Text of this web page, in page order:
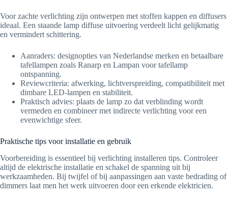
Voor zachte verlichting zijn ontwerpen met stoffen kappen en diffusers
ideaal. Een staande lamp diffuse uitvoering verdeelt licht gelijkmatig
en vermindert schittering.
Aanraders: designopties van Nederlandse merken en betaalbare
tafellampen zoals Ranarp en Lampan voor tafellamp
ontspanning.
Reviewcriteria: afwerking, lichtverspreiding, compatibiliteit met
dimbare LED-lampen en stabiliteit.
Praktisch advies: plaats de lamp zo dat verblinding wordt
vermeden en combineer met indirecte verlichting voor een
evenwichtige sfeer.
Praktische tips voor installatie en gebruik
Voorbereiding is essentieel bij verlichting installeren tips. Controleer
altijd de elektrische installatie en schakel de spanning uit bij
werkzaamheden. Bij twijfel of bij aanpassingen aan vaste bedrading of
dimmers laat men het werk uitvoeren door een erkende elektricien.